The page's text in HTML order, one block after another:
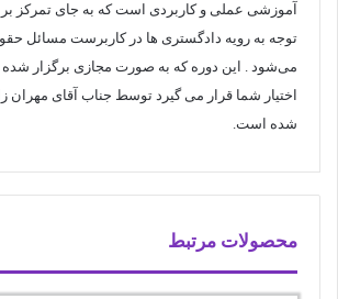
آموزشی عملی و کاربردی است که به جای تمرکز
توجه به رویه دادگستری ها در کاربرست مسائل
می‌شود . این دوره که به صورت مجازی برگزار
اختیار شما قرار می گیرد توسط جناب آقای مهران
شده است.
محصولات مرتبط